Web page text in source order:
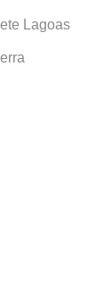
Lagoas